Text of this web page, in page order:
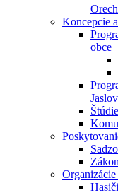
Koncepcie
obce